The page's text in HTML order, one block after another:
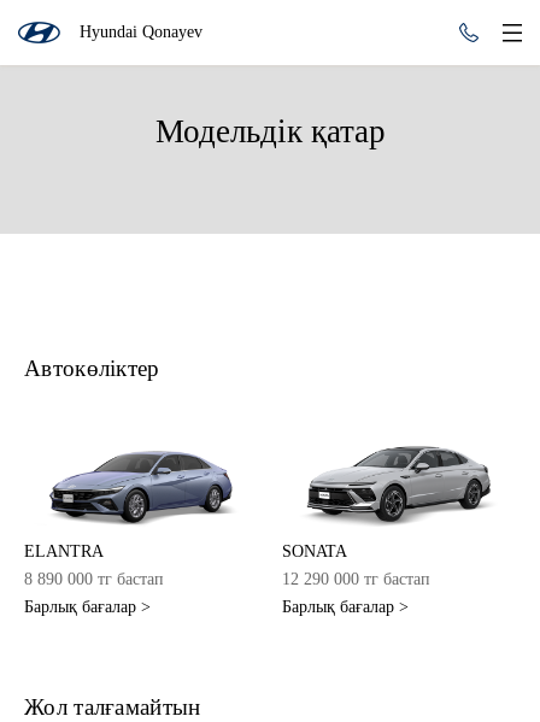
Hyundai Qonayev
Модельдік қатар
Автокөліктер
ELANTRA
8 890 000 тг бастап
Барлық бағалар >
SONATA
12 290 000 тг бастап
Барлық бағалар >
Жол талғамайтын